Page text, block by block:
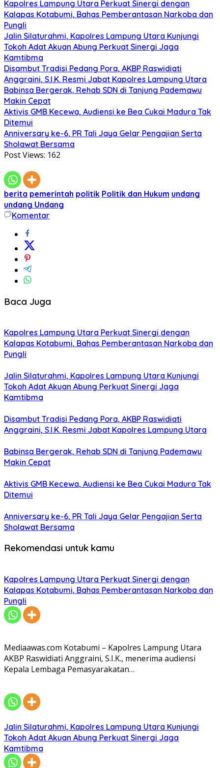
Kapolres Lampung Utara Perkuat Sinergi dengan
Kalapas Kotabumi, Bahas Pemberantasan Narkoba dan
Pungli
Jalin Silaturahmi, Kapolres Lampung Utara Kunjungi
Tokoh Adat Akuan Abung Perkuat Sinergi Jaga
Kamtibma
Disambut Tradisi Pedang Pora, AKBP Raswidiati
Anggraini, S.I.K. Resmi Jabat Kapolres Lampung Utara
Babinsa Bergerak, Rehab SDN di Tanjung Pademawu
Makin Cepat
Aktivis GMB Kecewa, Audiensi ke Bea Cukai Madura Tak
Ditemui
Anniversary ke-6, PR Tali Jaya Gelar Pengajian Serta
Sholawat Bersama
Post Views: 162
berita pemerintah politik Politik dan Hukum undang
undang Undang
Komentar
Baca Juga
Kapolres Lampung Utara Perkuat Sinergi dengan
Kalapas Kotabumi, Bahas Pemberantasan Narkoba dan
Pungli
Jalin Silaturahmi, Kapolres Lampung Utara Kunjungi
Tokoh Adat Akuan Abung Perkuat Sinergi Jaga
Kamtibma
Disambut Tradisi Pedang Pora, AKBP Raswidiati
Anggraini, S.I.K. Resmi Jabat Kapolres Lampung Utara
Babinsa Bergerak, Rehab SDN di Tanjung Pademawu
Makin Cepat
Aktivis GMB Kecewa, Audiensi ke Bea Cukai Madura Tak
Ditemui
Anniversary ke-6, PR Tali Jaya Gelar Pengajian Serta
Sholawat Bersama
Rekomendasi untuk kamu
Kapolres Lampung Utara Perkuat Sinergi dengan
Kalapas Kotabumi, Bahas Pemberantasan Narkoba dan
Pungli
Mediaawas.com Kotabumi – Kapolres Lampung Utara
AKBP Raswidiati Anggraini, S.I.K., menerima audiensi
Kepala Lembaga Pemasyarakatan…
Jalin Silaturahmi, Kapolres Lampung Utara Kunjungi
Tokoh Adat Akuan Abung Perkuat Sinergi Jaga
Kamtibma